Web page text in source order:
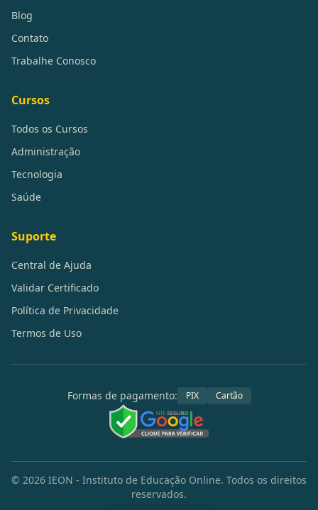
Blog
Contato
Trabalhe Conosco
Cursos
Todos os Cursos
Administração
Tecnologia
Saúde
Suporte
Central de Ajuda
Validar Certificado
Política de Privacidade
Termos de Uso
Formas de pagamento: PIX Cartão
© 2026 IEON - Instituto de Educação Online. Todos os direitos
reservados.